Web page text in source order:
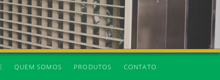
QUEM SOMOS PRODUTOS CONTATO